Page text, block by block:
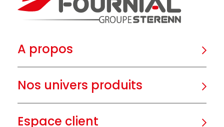
A propos
Nos univers produits
Espace client